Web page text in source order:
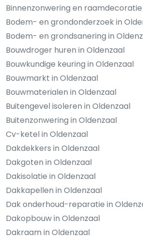
Binnenzonwering en
Bodem- en grondonderzoek in
Bodem- en grondsanering in
Bouwdroger huren in Oldenzaal
Bouwkundige keuring in Oldenzaal
Bouwmarkt in Oldenzaal
Bouwmaterialen in Oldenzaal
Buitengevel isoleren in Oldenzaal
Buitenzonwering in Oldenzaal
Cv-ketel in Oldenzaal
Dakdekkers in Oldenzaal
Dakgoten in Oldenzaal
Dakisolatie in Oldenzaal
Dakkapellen in Oldenzaal
Dak onderhoud-reparatie in
Dakopbouw in Oldenzaal
Dakraam in Oldenzaal